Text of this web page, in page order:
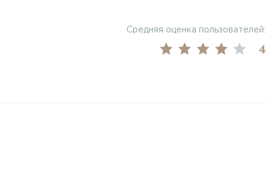
Средняя оценка пользователей:
4